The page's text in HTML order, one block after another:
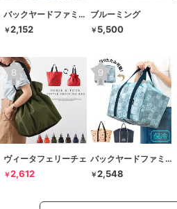
バックヤードファミリー
￥2,152
ブルーミング
￥ 5,500
ヴィータフェリーチェ
￥2,612
バックヤードファミリー
￥2,548